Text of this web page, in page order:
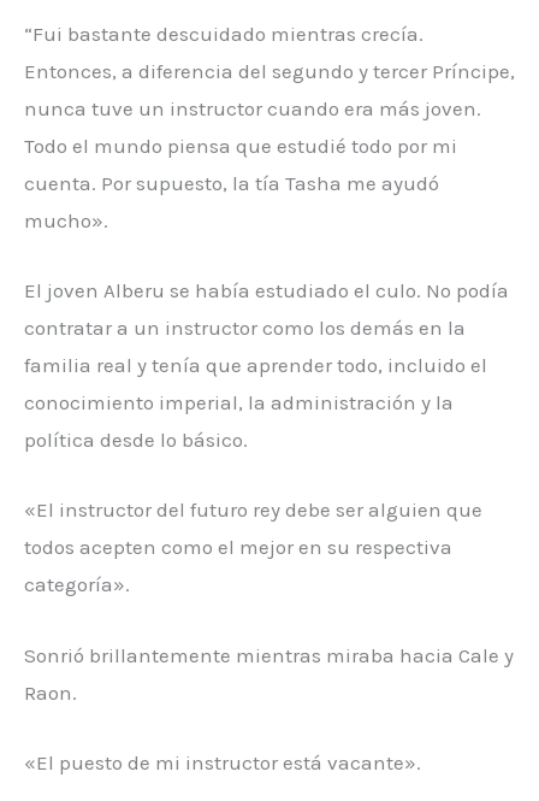
“Fui bastante descuidado mientras crecía.
Entonces, a diferencia del segundo y tercer Príncipe,
nunca tuve un instructor cuando era más joven.
Todo el mundo piensa que estudié todo por mi
cuenta. Por supuesto, la tía Tasha me ayudó
mucho».
El joven Alberu se había estudiado el culo. No podía
contratar a un instructor como los demás en la
familia real y tenía que aprender todo, incluido el
conocimiento imperial, la administración y la
política desde lo básico.
«El instructor del futuro rey debe ser alguien que
todos acepten como el mejor en su respectiva
categoría».
Sonrió brillantemente mientras miraba hacia Cale y
Raon.
«El puesto de mi instructor está vacante».